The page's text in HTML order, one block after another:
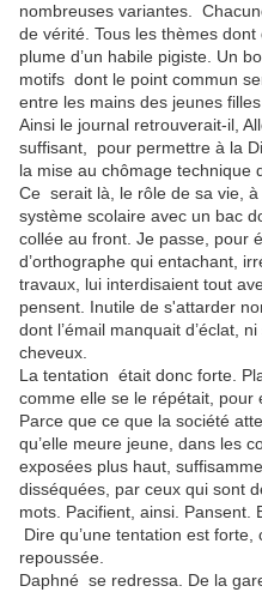
nombreuses variantes.
de vérité. Tous les thèmes
plume d’un habile pigiste. Un
motifs dont le point commun
entre les mains des jeunes
Ainsi le journal retrouverait-il,
suffisant,
pour permettre à la
la mise au chômage technique
Ce serait là, le rôle de sa vie, à
système scolaire avec un bac
collée au front. Je passe, pour
d’orthographe qui entachant,
travaux, lui interdisaient tout
pensent. Inutile de s'attarder
dont l’émail manquait d’éclat,
cheveux.
La tentation était donc forte.
comme elle se le répétait, pour
Parce que ce que la société
qu’elle meure jeune, dans les
exposées plus haut,
disséquées, par ceux qui sont
mots. Pacifient, ainsi. Pansent.
Dire qu’une tentation est forte,
repoussée.
Daphné se redressa. De la